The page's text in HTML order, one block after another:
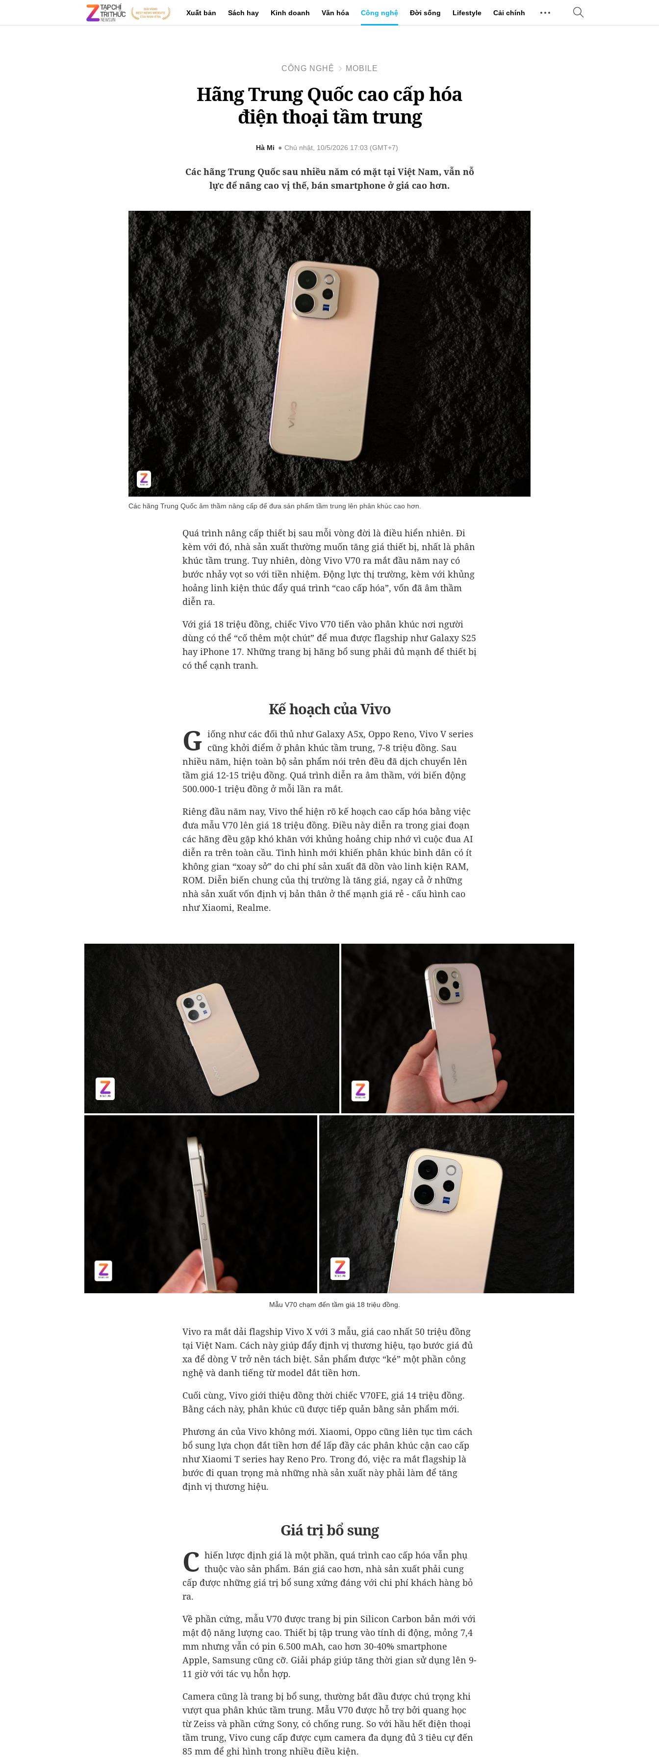
Xuất bản Sách hay Kinh doanh Văn hóa Công nghệ Đời sống Lifestyle Cải chính
CÔNG NGHỆ MOBILE
Hãng Trung Quốc cao cấp hóa
điện thoại tầm trung
Hà Mi Chủ nhật, 10/5/2026 17:03 (GMT+7)
Các hãng Trung Quốc sau nhiều năm có mặt tại Việt Nam, vẫn nỗ
lực để nâng cao vị thế, bán smartphone ở giá cao hơn.
Các hãng Trung Quốc âm thầm nâng cấp để đưa sản phẩm tầm trung lên phân khúc cao hơn.
Quá trình nâng cấp thiết bị sau mỗi vòng đời là điều hiển nhiên. Đi
kèm với đó, nhà sản xuất thường muốn tăng giá thiết bị, nhất là phân
khúc tầm trung. Tuy nhiên, dòng Vivo V70 ra mắt đầu năm nay có
bước nhảy vọt so với tiền nhiệm. Động lực thị trường, kèm với khủng
hoảng linh kiện thúc đẩy quá trình “cao cấp hóa”, vốn đã âm thầm
diễn ra.
Với giá 18 triệu đồng, chiếc Vivo V70 tiến vào phân khúc nơi người
dùng có thể “cố thêm một chút” để mua được flagship như Galaxy S25
hay iPhone 17. Những trang bị hãng bổ sung phải đủ mạnh để thiết bị
có thể cạnh tranh.
Kế hoạch của Vivo
G iống như các đối thủ như Galaxy A5x, Oppo Reno, Vivo V series
cũng khởi điểm ở phân khúc tầm trung, 7-8 triệu đồng. Sau
nhiều năm, hiện toàn bộ sản phẩm nói trên đều đã dịch chuyển lên
tầm giá 12-15 triệu đồng. Quá trình diễn ra âm thầm, với biến động
500.000-1 triệu đồng ở mỗi lần ra mắt.
Riêng đầu năm nay, Vivo thể hiện rõ kế hoạch cao cấp hóa bằng việc
đưa mẫu V70 lên giá 18 triệu đồng. Điều này diễn ra trong giai đoạn
các hãng đều gặp khó khăn với khủng hoảng chip nhớ vì cuộc đua AI
diễn ra trên toàn cầu. Tình hình mới khiến phân khúc bình dân có ít
không gian “xoay sở” do chi phí sản xuất đã dồn vào linh kiện RAM,
ROM. Diễn biến chung của thị trường là tăng giá, ngay cả ở những
nhà sản xuất vốn định vị bản thân ở thế mạnh giá rẻ - cấu hình cao
như Xiaomi, Realme.
Mẫu V70 chạm đến tầm giá 18 triệu đồng.
Vivo ra mắt dải flagship Vivo X với 3 mẫu, giá cao nhất 50 triệu đồng
tại Việt Nam. Cách này giúp đẩy định vị thương hiệu, tạo bước giá đủ
xa để dòng V trở nên tách biệt. Sản phẩm được “ké” một phần công
nghệ và danh tiếng từ model đắt tiền hơn.
Cuối cùng, Vivo giới thiệu đồng thời chiếc V70FE, giá 14 triệu đồng.
Bằng cách này, phân khúc cũ được tiếp quản bằng sản phẩm mới.
Phương án của Vivo không mới. Xiaomi, Oppo cũng liên tục tìm cách
bổ sung lựa chọn đắt tiền hơn để lấp đầy các phân khúc cận cao cấp
như Xiaomi T series hay Reno Pro. Trong đó, việc ra mắt flagship là
bước đi quan trọng mà những nhà sản xuất này phải làm để tăng
định vị thương hiệu.
Giá trị bổ sung
C hiến lược định giá là một phần, quá trình cao cấp hóa vẫn phụ
thuộc vào sản phẩm. Bán giá cao hơn, nhà sản xuất phải cung
cấp được những giá trị bổ sung xứng đáng với chi phí khách hàng bỏ
ra.
Về phần cứng, mẫu V70 được trang bị pin Silicon Carbon bản mới với
mật độ năng lượng cao. Thiết bị tập trung vào tính di động, mỏng 7,4
mm nhưng vẫn có pin 6.500 mAh, cao hơn 30-40% smartphone
Apple, Samsung cũng cỡ. Giải pháp giúp tăng thời gian sử dụng lên 9-
11 giờ với tác vụ hỗn hợp.
Camera cũng là trang bị bổ sung, thường bắt đầu được chú trọng khi
vượt qua phân khúc tầm trung. Mẫu V70 được hỗ trợ bởi quang học
từ Zeiss và phần cứng Sony, có chống rung. So với hầu hết điện thoại
tầm trung, Vivo cung cấp được cụm camera đa dụng đủ 3 tiêu cự đến
85 mm để ghi hình trong nhiều điều kiện.